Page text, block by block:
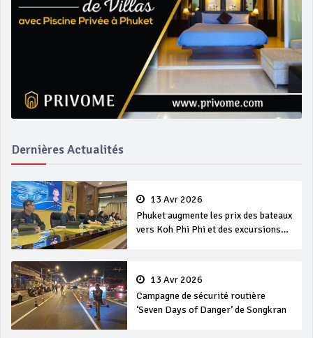
Dernières Actualités
13 Avr 2026
Phuket augmente les prix des bateaux
vers Koh Phi Phi et des excursions
13 Avr 2026
Campagne de sécurité routière
‘Seven Days of Danger’ de Songkran